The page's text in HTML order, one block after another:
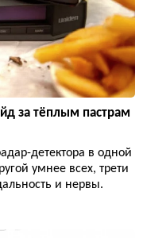
за тёплым пастрам
детектора в одной
умнее всех, трети
и нервы.